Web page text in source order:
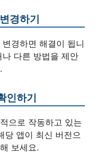
경하기
경하면 해결이 됩니
다른 방법을 제안
인하기
으로 작동하고 있는
당 앱이 최신 버전으
보세요.